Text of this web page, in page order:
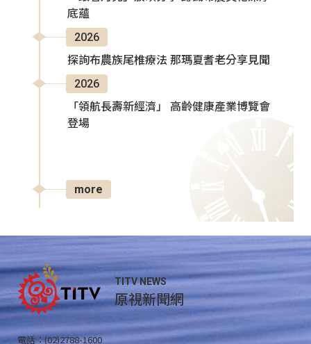
底蘊
2026
探詢布農族尾椎療法 那瑪夏耆老分享見聞
2026
「領航長壽新經濟」 高齡健康產業博覽會
登場
more
TITV NEWS
原視新聞網
電話：(02)2788-1600